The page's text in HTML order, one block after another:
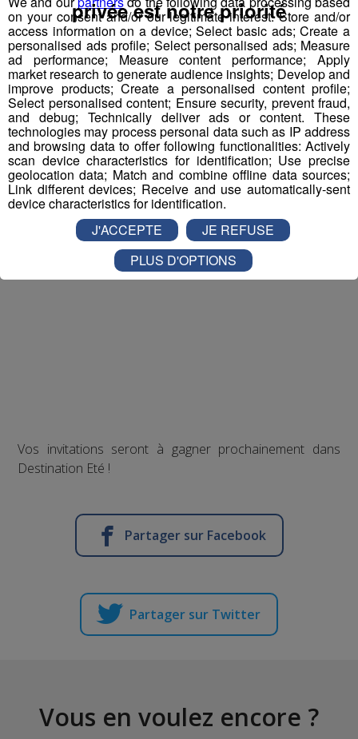
et la personne de votre choix pourWALIBI RHONE
ALPES!
Nathan est allé tester pour vousVerticalp Émosson,
dans la Vallée du Trient :
Vos invitations seront à gagner prochainement dans
Destination Eté !
Partager sur Facebook
Partager sur Twitter
Vous en voulez encore ?
on your consent and/or our legitimate interest: Store and/or
access information on a device; Select basic ads; Create a
personalised ads profile; Select personalised ads; Measure
ad performance; Measure content performance; Apply
market research to generate audience insights; Develop and
improve products; Create a personalised content profile;
Select personalised content; Ensure security, prevent fraud,
and debug; Technically deliver ads or content. These
technologies may process personal data such as IP address
and browsing data to offer following functionalities: Actively
scan device characteristics for identification; Use precise
geolocation data; Match and combine offline data sources;
Link different devices; Receive and use automatically-sent
device characteristics for identification.
privée est notre priorité
J'ACCEPTE
JE REFUSE
PLUS D'OPTIONS